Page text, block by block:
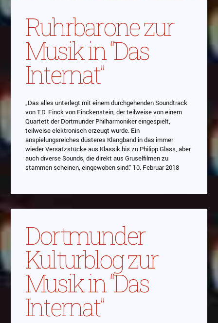
Ruhrbarone zur
Musik in “Das
Internat”
„Das alles unterlegt mit einem durchgehenden Soundtrack
von T.D. Finck von Finckenstein, der teilweise von einem
Quartett der Dortmunder Philharmoniker eingespielt,
teilweise elektronisch erzeugt wurde. Ein
anspielungsreiches düsteres Klangband in das immer
wieder Versatzstücke aus Klassik bis zu Philipp Glass, aber
auch diverse Sounds, die direkt aus Gruselfilmen zu
stammen scheinen, eingewoben sind.“ 10. Februar 2018
Dortmunder
Kulturblog zur
Musik in “Das
Internat”